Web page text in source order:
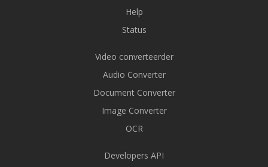
Help
Status
Video converteerder
Audio Converter
Document Converter
Image Converter
OCR
Developers API